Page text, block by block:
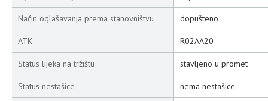
Način oglašavanja prema stanovništvu dopušteno
ATK R02AA20
Status lijeka na tržištu stavljeno u promet
Status nestašice nema nestašice